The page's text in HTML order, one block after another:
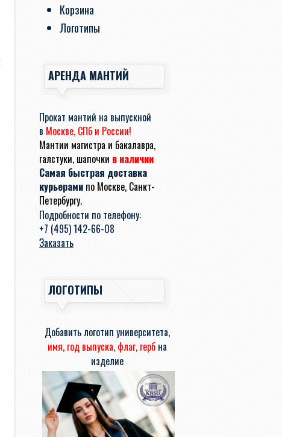
Корзина
Логотипы
АРЕНДА МАНТИЙ
Прокат мантий на выпускной
в Москве, СПб и России!
Мантии магистра и бакалавра,
галстуки, шапочки в наличии
Самая быстрая доставка
курьерами по Москве, Санкт-
Петербургу.
Подробности по телефону:
+7 (495) 142-66-08
Заказать
ЛОГОТИПЫ
Добавить логотип университета,
имя, год выпуска, флаг, гербна
изделие